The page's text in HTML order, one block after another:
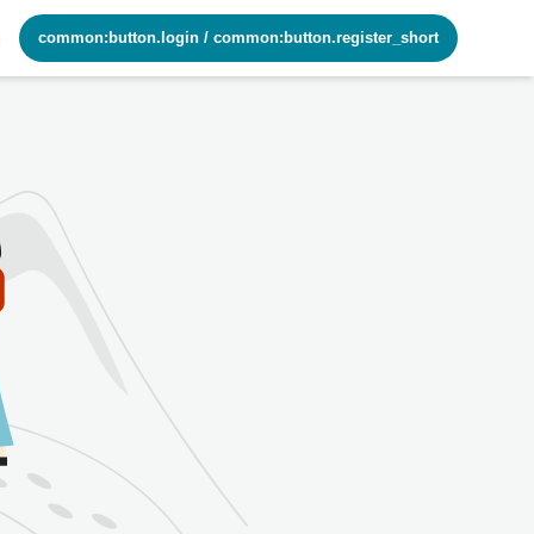
common:button.login / common:button.register_short